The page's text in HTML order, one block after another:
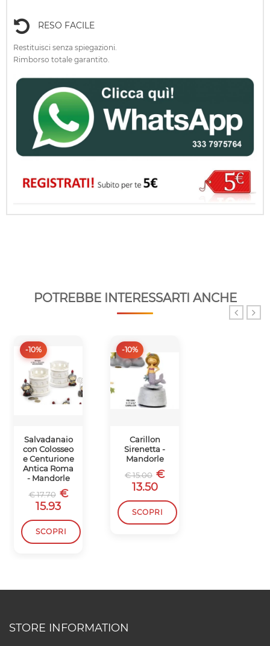
RESO FACILE
Restituisci senza spiegazioni.
Rimborso totale garantito.
POTREBBE INTERESSARTI ANCHE
-10%
Salvadanaio
con Colosseo
e Centurione
Antica Roma
- Mandorle
€ 17.70 €
15.93
SCOPRI
-10%
Carillon
Sirenetta -
Mandorle
€ 15.00 €
13.50
SCOPRI
STORE INFORMATION